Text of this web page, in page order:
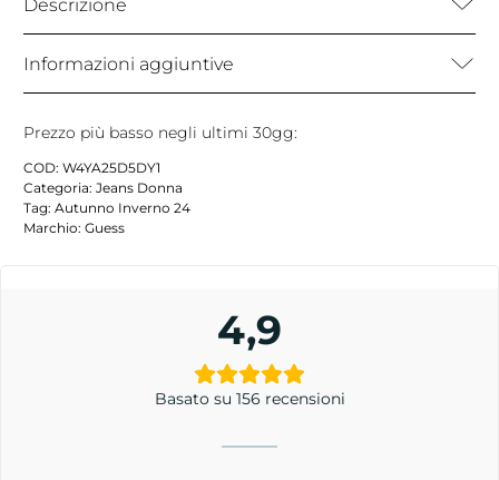
Descrizione
Informazioni aggiuntive
Prezzo più basso negli ultimi 30gg:
COD: W4YA25D5DY1
Categoria: Jeans Donna
Tag: Autunno Inverno 24
Marchio: Guess
4,9
Basato su 156 recensioni